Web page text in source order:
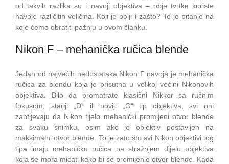
od takvih razlika su i navoji objektiva – obje tvrtke koriste
navoje različitih veličina. Koji je bolji i zašto? To je pitanje na
koje ćemo obratiti pažnju u ovom članku.
Nikon F – mehanička ručica blende
Jedan od najvećih nedostataka Nikon F navoja je mehanička
ručica za blendu koja je prisutna u velikoj većini Nikonovih
objektiva. Bilo da promatrate klasični Nikkor sa ručnim
fokusom, stariji „D“ ili noviji „G“ tip objektiva, svi oni
zahtijevaju da Nikon tijelo mehanički promijeni otvor blende
za svaku snimku, osim ako je objektiv postavljen na
maksimalni otvor blende. To je zato što svi Nikon objektivi tog
tipa imaju mehaničku ručica na stražnjem dijelu objektiva
koja se mora micati kako bi se promijenio otvor blende. Kada